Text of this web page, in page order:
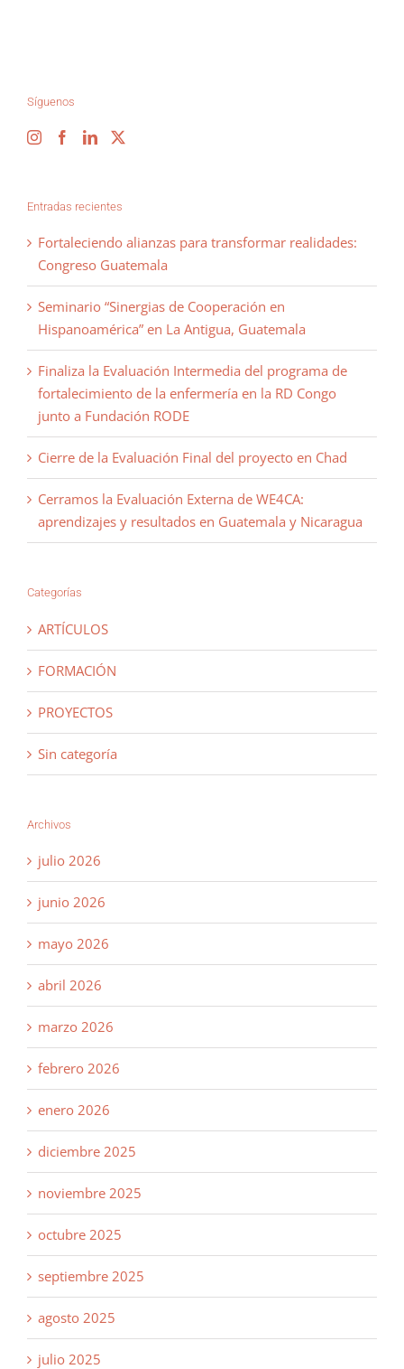
Síguenos
Entradas recientes
Fortaleciendo alianzas para transformar realidades:
Congreso Guatemala
Seminario “Sinergias de Cooperación en
Hispanoamérica” en La Antigua, Guatemala
Finaliza la Evaluación Intermedia del programa de
fortalecimiento de la enfermería en la RD Congo
junto a Fundación RODE
Cierre de la Evaluación Final del proyecto en Chad
Cerramos la Evaluación Externa de WE4CA:
aprendizajes y resultados en Guatemala y Nicaragua
Categorías
ARTÍCULOS
FORMACIÓN
PROYECTOS
Sin categoría
Archivos
julio 2026
junio 2026
mayo 2026
abril 2026
marzo 2026
febrero 2026
enero 2026
diciembre 2025
noviembre 2025
octubre 2025
septiembre 2025
agosto 2025
julio 2025